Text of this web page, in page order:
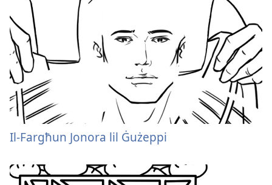
Il-Fargħun Jonora lil Ġużeppi